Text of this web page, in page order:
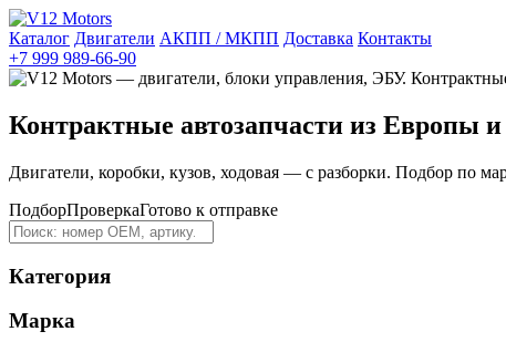
Каталог Двигатели АКПП / МКПП Доставка Контакты
+7 999 989-66-90
Контрактные автозапчасти из Европы
Двигатели, коробки, кузов, ходовая — с разборки. Подбор по
ПодборПроверкаГотово к отправке
Категория
Марка